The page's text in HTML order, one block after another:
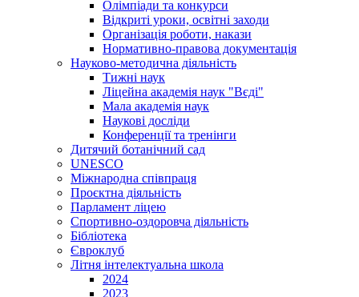
Олімпіади та конкурси
Відкриті уроки, освітні заходи
Організація роботи, накази
Нормативно-правова документація
Науково-методична діяльність
Тижні наук
Ліцейна академія наук "Вєді"
Мала академія наук
Наукові досліди
Конференції та тренінги
Дитячий ботанічний сад
UNESCO
Міжнародна співпраця
Проєктна діяльність
Парламент ліцею
Спортивно-оздоровча діяльність
Бібліотека
Євроклуб
Літня інтелектуальна школа
2024
2023